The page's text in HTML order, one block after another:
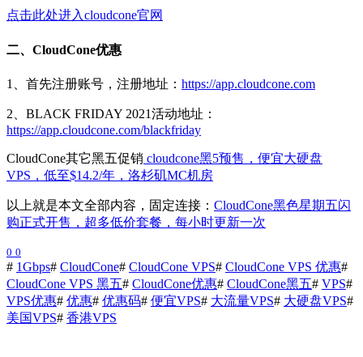
点击此处进入cloudcone官网
二、CloudCone优惠
1、首先注册账号，注册地址： https://app.cloudcone.com
2、BLACK FRIDAY 2021活动地址：
https://app.cloudcone.com/blackfriday
CloudCone其它黑五促销 cloudcone黑5预售，便宜大硬盘
VPS，低至$14.2/年，洛杉矶MC机房
以上就是本文全部内容，固定连接： CloudCone黑色星期五闪
购正式开售，超多低价套餐，每小时更新一次
0 0
# 1Gbps# CloudCone# CloudCone VPS# CloudCone VPS 优惠#
CloudCone VPS 黑五# CloudCone优惠# CloudCone黑五# VPS#
VPS优惠# 优惠# 优惠码# 便宜VPS# 大流量VPS# 大硬盘VPS#
美国VPS# 香港VPS